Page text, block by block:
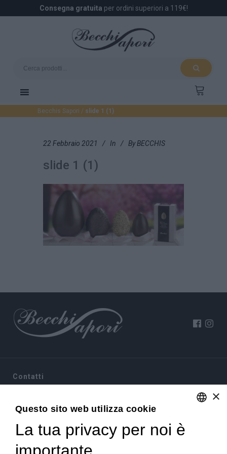
Consegna gratuita per ordini superiori a 119€!
Becchis Sapori / slide 1 (1)
22 Febbraio 2021 In By BECCHIS
slide 1 (1)
Contatti
10022 Carmagnola(TO)
+39 380 6441674
info@becchisapori.it
×
Questo sito web utilizza cookie
La tua privacy per noi è